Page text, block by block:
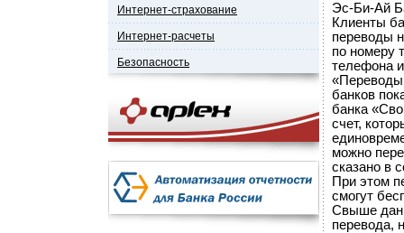
Интернет-страхование
Интернет-расчеты
Безопасность
Эс-Би-Ай
Клиенты
переводы
по номеру
телефона
«Переводы
банков
банка
счет,
можно
сказано в
При этом
смогут
Свыше
перевода,